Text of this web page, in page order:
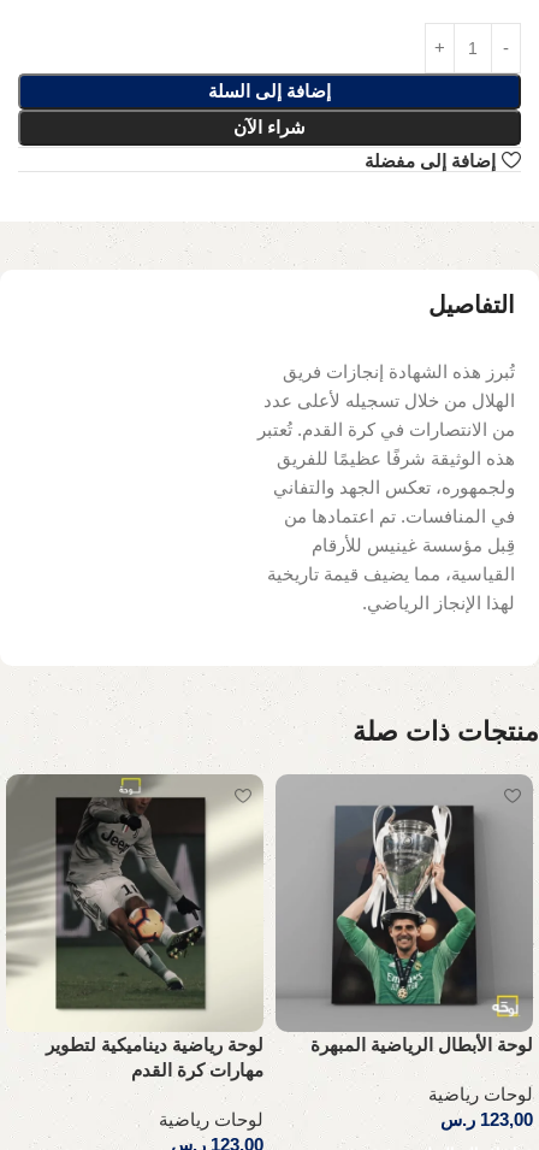
إضافة إلى السلة
شراء الآن
إضافة إلى مفضلة
التفاصيل
تُبرز هذه الشهادة إنجازات فريق
الهلال من خلال تسجيله لأعلى عدد
من الانتصارات في كرة القدم. تُعتبر
هذه الوثيقة شرفًا عظيمًا للفريق
ولجمهوره، تعكس الجهد والتفاني
في المنافسات. تم اعتمادها من
قِبل مؤسسة غينيس للأرقام
القياسية، مما يضيف قيمة تاريخية
لهذا الإنجاز الرياضي.
منتجات ذات صلة
لوحة الأبطال الرياضية المبهرة
لوحات رياضية
123,00 ر.س
لوحة رياضية ديناميكية لتطوير
مهارات كرة القدم
لوحات رياضية
123,00 ر.س